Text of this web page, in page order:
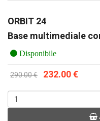
ORBIT 24
Base multimediale
Disponibile
290.00 € 232.00 €